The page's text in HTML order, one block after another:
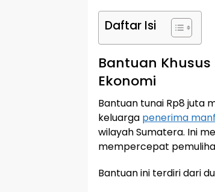
Daftar Isi
Bantuan
Ekonomi
Bantuan tunai Rp8 juta
keluarga penerima
wilayah Sumatera. Ini
mempercepat
Bantuan ini terdiri dari